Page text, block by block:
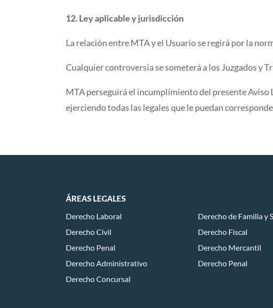
12. Ley aplicable y jurisdicción
La relación entre MTA y el Usuario se regirá por la
Cualquier controversia se someterá a los Juzgados y
MTA perseguirá el incumplimiento del presente Aviso
ejerciendo todas las legales que le puedan
ÁREAS LEGALES
Derecho Laboral
Derecho Civil
Derecho Penal
Derecho Administrativo
Derecho Concursal
Derecho de Familia y
Derecho Fiscal
Derecho Mercantil
Derecho Penal